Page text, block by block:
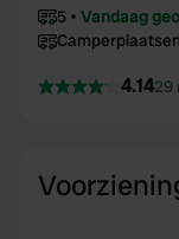
5
Vandaag
Camperplaatsen
4.1429